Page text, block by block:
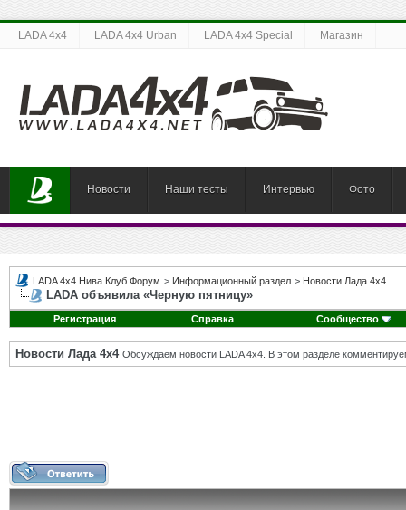
LADA 4x4 LADA 4x4 Urban LADA 4x4 Special Магазин
Новости Наши тесты Интервью Фото
LADA 4x4 Нива Клуб Форум > Информационный раздел > Новости Лада 4х4
LADA объявила «Черную пятницу»
Регистрация Справка Сообщество
Новости Лада 4х4 Обсуждаем новости LADA 4x4. В этом разделе